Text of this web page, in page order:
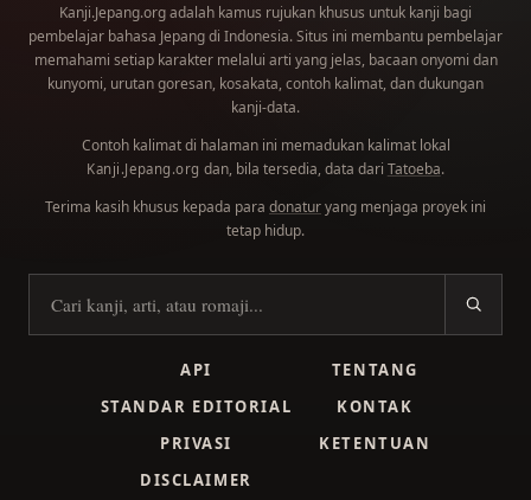
Kanji.Jepang.org adalah kamus rujukan khusus untuk kanji bagi
pembelajar bahasa Jepang di Indonesia. Situs ini membantu pembelajar
memahami setiap karakter melalui arti yang jelas, bacaan onyomi dan
kunyomi, urutan goresan, kosakata, contoh kalimat, dan dukungan
kanji-data.
Contoh kalimat di halaman ini memadukan kalimat lokal
Kanji.Jepang.org dan, bila tersedia, data dari Tatoeba.
Terima kasih khusus kepada para donaturyang menjaga proyek ini
tetap hidup.
Cari kanji
API
TENTANG
STANDAR EDITORIAL
KONTAK
PRIVASI
KETENTUAN
DISCLAIMER